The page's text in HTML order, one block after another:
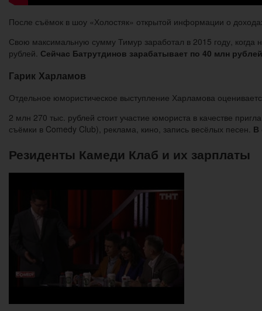
После съёмок в шоу «Холостяк» открытой информации о
Свою максимальную сумму Тимур заработал в 2015 году,
рублей. Сейчас Батрутдинов зарабатывает по 40 млн
Гарик Харламов
Отдельное юмористическое выступление Харламова
2 млн 270 тыс. рублей стоит участие юмориста в качестве
съёмки в Comedy Club), реклама, кино, запись весёлых песен. В
Резиденты Камеди Клаб и их зарплаты